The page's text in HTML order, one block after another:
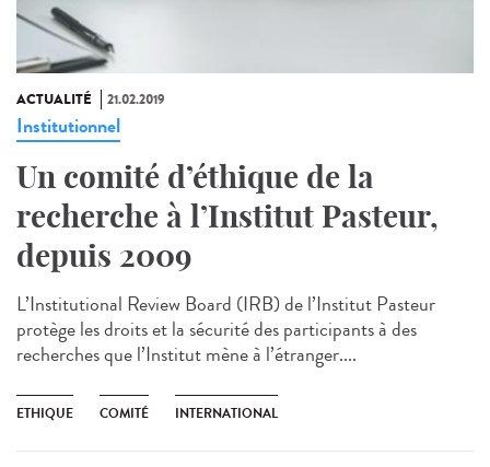
ACTUALITÉ 21.02.2019
Institutionnel
Un comité d’éthique de la
recherche à l’Institut Pasteur,
depuis 2009
L’Institutional Review Board (IRB) de l’Institut Pasteur
protège les droits et la sécurité des participants à des
recherches que l’Institut mène à l’étranger....
ETHIQUE COMITÉ INTERNATIONAL